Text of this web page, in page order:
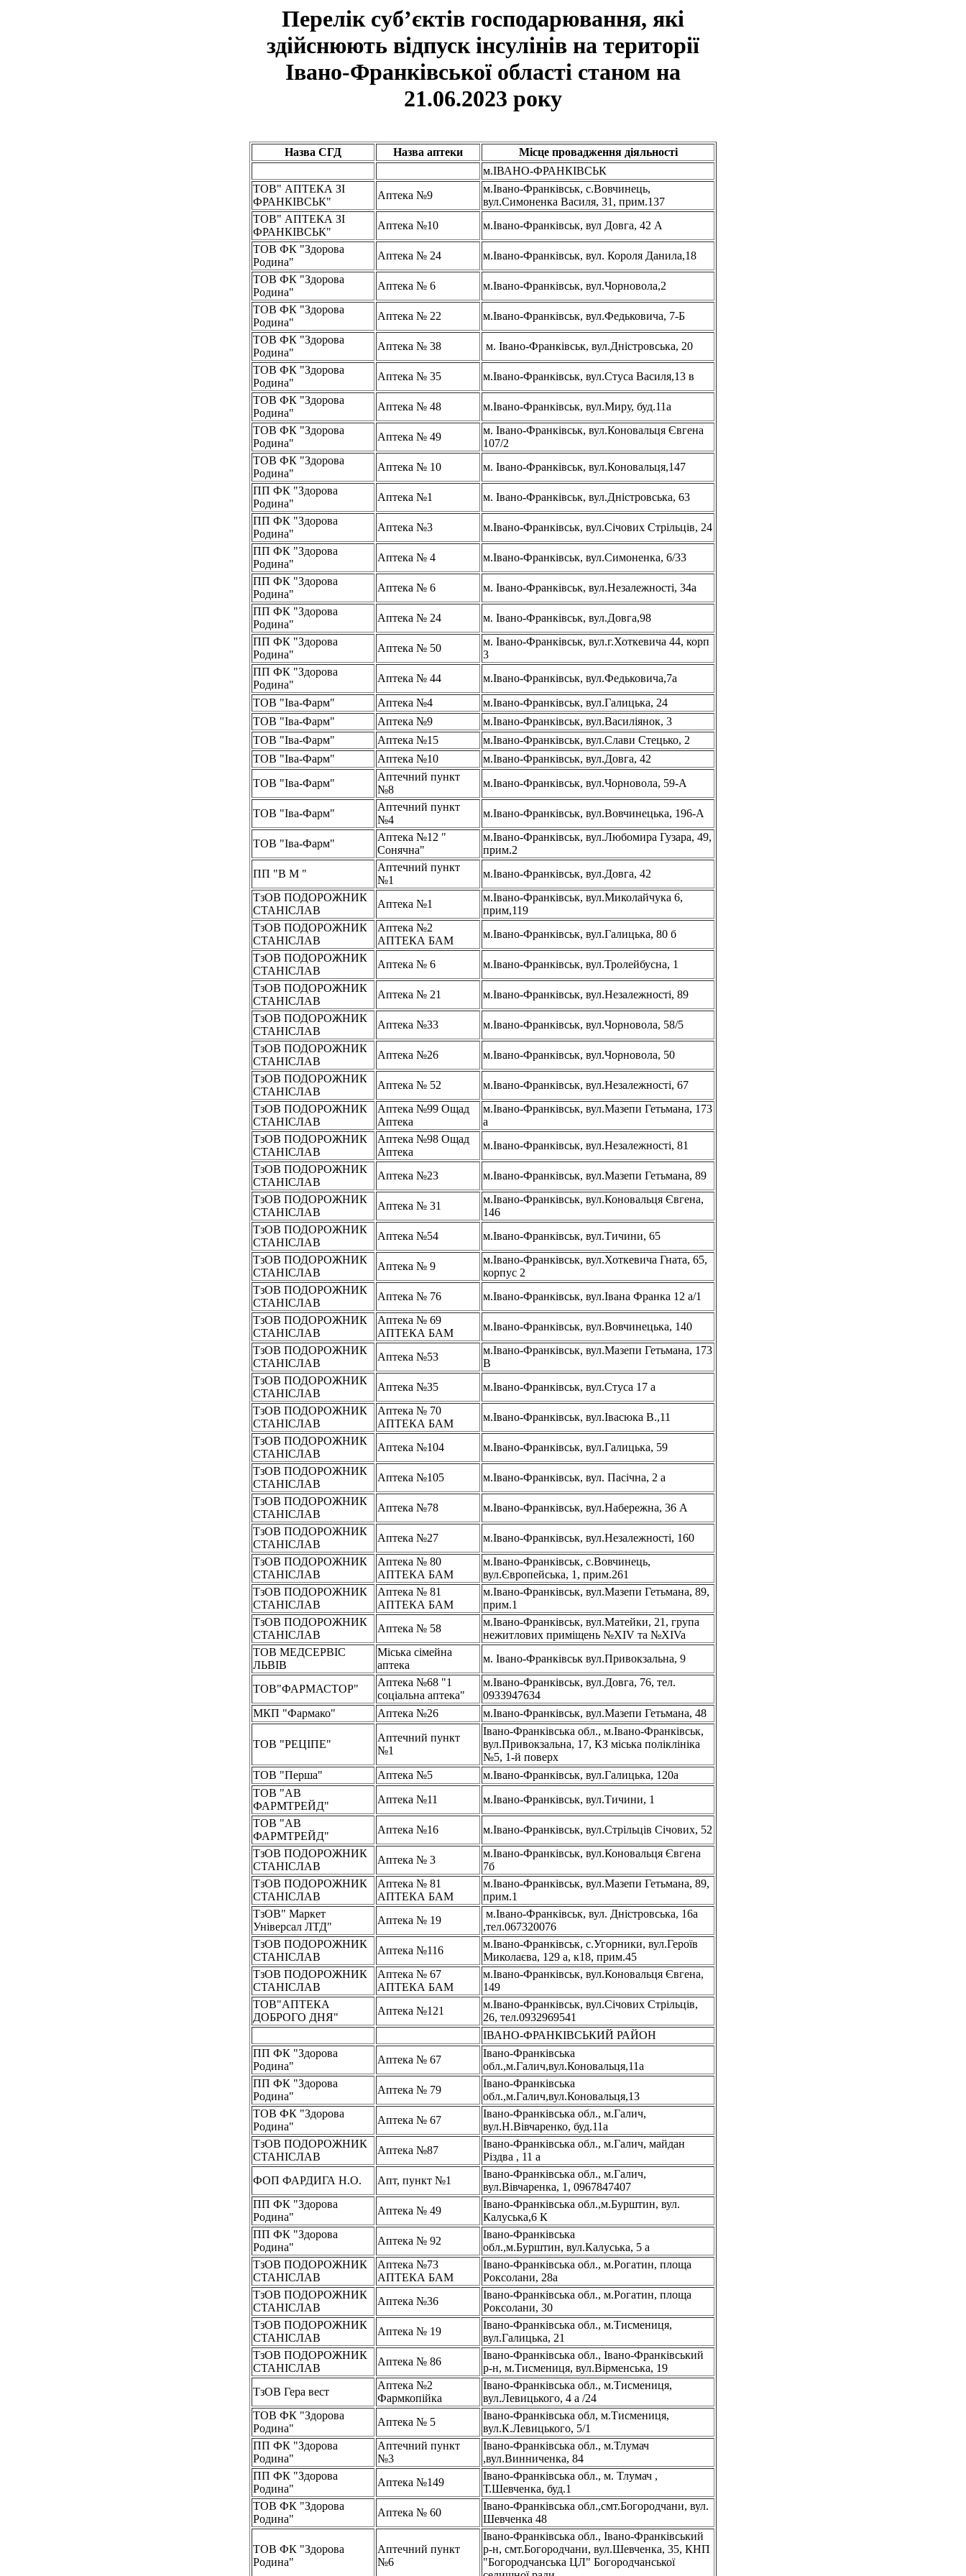
Перелік суб’єктів господарювання, які
здійснюють відпуск інсулінів на території
Івано-Франківської області станом на
21.06.2023 року
Назва СГД Назва аптеки
Місце провадження діяльності
м.ІВАНО-ФРАНКІВСЬК
ТОВ" АПТЕКА ЗІ
ФРАНКІВСЬК"
Аптека №9
м.Івано-Франківськ, с.Вовчинець,
вул.Симоненка Василя, 31, прим.137
ТОВ" АПТЕКА ЗІ
ФРАНКІВСЬК"
Аптека №10
м.Івано-Франківськ, вул Довга, 42 А
ТОВ ФК "Здорова
Родина"
Аптека № 24
м.Івано-Франківськ, вул. Короля Данила,18
ТОВ ФК "Здорова
Родина"
Аптека № 6
м.Івано-Франківськ, вул.Чорновола,2
ТОВ ФК "Здорова
Родина"
Аптека № 22
м.Івано-Франківськ, вул.Федьковича, 7-Б
ТОВ ФК "Здорова
Родина"
Аптека № 38
м. Івано-Франківськ, вул.Дністровська, 20
ТОВ ФК "Здорова
Родина"
Аптека № 35
м.Івано-Франківськ, вул.Стуса Василя,13 в
ТОВ ФК "Здорова
Родина"
Аптека № 48
м.Івано-Франківськ, вул.Миру, буд.11а
ТОВ ФК "Здорова
Родина"
Аптека № 49
м. Івано-Франківськ, вул.Коновальця Євгена
107/2
ТОВ ФК "Здорова
Родина"
Аптека № 10
м. Івано-Франківськ, вул.Коновальця,147
ПП ФК "Здорова
Родина"
Аптека №1
м. Івано-Франківськ, вул.Дністровська, 63
ПП ФК "Здорова
Родина"
Аптека №3
м.Івано-Франківськ, вул.Січових Стрільців, 24
ПП ФК "Здорова
Родина"
Аптека № 4
м.Івано-Франківськ, вул.Симоненка, 6/33
ПП ФК "Здорова
Родина"
Аптека № 6
м. Івано-Франківськ, вул.Незалежності, 34а
ПП ФК "Здорова
Родина"
Аптека № 24
м. Івано-Франківськ, вул.Довга,98
ПП ФК "Здорова
Родина"
Аптека № 50
м. Івано-Франківськ, вул.г.Хоткевича 44, корп
3
ПП ФК "Здорова
Родина"
Аптека № 44
м.Івано-Франківськ, вул.Федьковича,7а
ТОВ "Іва-Фарм"
Аптека №4
м.Івано-Франківськ, вул.Галицька, 24
ТОВ "Іва-Фарм"
Аптека №9
м.Івано-Франківськ, вул.Василіянок, 3
ТОВ "Іва-Фарм"
Аптека №15
м.Івано-Франківськ, вул.Слави Стецько, 2
ТОВ "Іва-Фарм"
Аптека №10
м.Івано-Франківськ, вул.Довга, 42
ТОВ "Іва-Фарм"
Аптечний пункт
№8
м.Івано-Франківськ, вул.Чорновола, 59-А
ТОВ "Іва-Фарм"
Аптечний пункт
№4
м.Івано-Франківськ, вул.Вовчинецька, 196-А
ТОВ "Іва-Фарм"
Аптека №12 "
Сонячна"
м.Івано-Франківськ, вул.Любомира Гузара, 49,
прим.2
ПП "В М "
Аптечний пункт
№1
м.Івано-Франківськ, вул.Довга, 42
ТзОВ ПОДОРОЖНИК
СТАНІСЛАВ
Аптека №1
м.Івано-Франківськ, вул.Миколайчука 6,
прим,119
ТзОВ ПОДОРОЖНИК
СТАНІСЛАВ
Аптека №2
АПТЕКА БАМ
м.Івано-Франківськ, вул.Галицька, 80 б
ТзОВ ПОДОРОЖНИК
СТАНІСЛАВ
Аптека № 6
м.Івано-Франківськ, вул.Тролейбусна, 1
ТзОВ ПОДОРОЖНИК
СТАНІСЛАВ
Аптека № 21
м.Івано-Франківськ, вул.Незалежності, 89
ТзОВ ПОДОРОЖНИК
СТАНІСЛАВ
Аптека №33
м.Івано-Франківськ, вул.Чорновола, 58/5
ТзОВ ПОДОРОЖНИК
СТАНІСЛАВ
Аптека №26
м.Івано-Франківськ, вул.Чорновола, 50
ТзОВ ПОДОРОЖНИК
СТАНІСЛАВ
Аптека № 52
м.Івано-Франківськ, вул.Незалежності, 67
ТзОВ ПОДОРОЖНИК
СТАНІСЛАВ
Аптека №99 Ощад
Аптека
м.Івано-Франківськ, вул.Мазепи Гетьмана, 173
а
ТзОВ ПОДОРОЖНИК
СТАНІСЛАВ
Аптека №98 Ощад
Аптека
м.Івано-Франківськ, вул.Незалежності, 81
ТзОВ ПОДОРОЖНИК
СТАНІСЛАВ
Аптека №23
м.Івано-Франківськ, вул.Мазепи Гетьмана, 89
ТзОВ ПОДОРОЖНИК
СТАНІСЛАВ
Аптека № 31
м.Івано-Франківськ, вул.Коновальця Євгена,
146
ТзОВ ПОДОРОЖНИК
СТАНІСЛАВ
Аптека №54
м.Івано-Франківськ, вул.Тичини, 65
ТзОВ ПОДОРОЖНИК
СТАНІСЛАВ
Аптека № 9
м.Івано-Франківськ, вул.Хоткевича Гната, 65,
корпус 2
ТзОВ ПОДОРОЖНИК
СТАНІСЛАВ
Аптека № 76
м.Івано-Франківськ, вул.Івана Франка 12 а/1
ТзОВ ПОДОРОЖНИК
СТАНІСЛАВ
Аптека № 69
АПТЕКА БАМ
м.Івано-Франківськ, вул.Вовчинецька, 140
ТзОВ ПОДОРОЖНИК
СТАНІСЛАВ
Аптека №53
м.Івано-Франківськ, вул.Мазепи Гетьмана, 173
В
ТзОВ ПОДОРОЖНИК
СТАНІСЛАВ
Аптека №35
м.Івано-Франківськ, вул.Стуса 17 а
ТзОВ ПОДОРОЖНИК
СТАНІСЛАВ
Аптека № 70
АПТЕКА БАМ
м.Івано-Франківськ, вул.Івасюка В.,11
ТзОВ ПОДОРОЖНИК
СТАНІСЛАВ
Аптека №104
м.Івано-Франківськ, вул.Галицька, 59
ТзОВ ПОДОРОЖНИК
СТАНІСЛАВ
Аптека №105
м.Івано-Франківськ, вул. Пасічна, 2 а
ТзОВ ПОДОРОЖНИК
СТАНІСЛАВ
Аптека №78
м.Івано-Франківськ, вул.Набережна, 36 А
ТзОВ ПОДОРОЖНИК
СТАНІСЛАВ
Аптека №27
м.Івано-Франківськ, вул.Незалежності, 160
ТзОВ ПОДОРОЖНИК
СТАНІСЛАВ
Аптека № 80
АПТЕКА БАМ
м.Івано-Франківськ, с.Вовчинець,
вул.Європейська, 1, прим.261
ТзОВ ПОДОРОЖНИК
СТАНІСЛАВ
Аптека № 81
АПТЕКА БАМ
м.Івано-Франківськ, вул.Мазепи Гетьмана, 89,
прим.1
ТзОВ ПОДОРОЖНИК
СТАНІСЛАВ
Аптека № 58
м.Івано-Франківськ, вул.Матейки, 21, група
нежитлових приміщень №XIV та №XIVa
ТОВ МЕДСЕРВІС
ЛЬВІВ
Міська сімейна
аптека
м. Івано-Франківськ вул.Привокзальна, 9
ТОВ"ФАРМАСТОР"
Аптека №68 "1
соціальна аптека"
м.Івано-Франківськ, вул.Довга, 76, тел.
0933947634
МКП "Фармако"
Аптека №26 м.Івано-Франківськ, вул.Мазепи Гетьмана, 48
ТОВ "РЕЦІПЕ"
Аптечний пункт
№1
Івано-Франківська обл., м.Івано-Франківськ,
вул.Привокзальна, 17, КЗ міська поліклініка
№5, 1-й поверх
ТОВ "Перша"
Аптека №5
м.Івано-Франківськ, вул.Галицька, 120а
ТОВ "АВ
ФАРМТРЕЙД"
Аптека №11
м.Івано-Франківськ, вул.Тичини, 1
ТОВ "АВ
ФАРМТРЕЙД"
Аптека №16
м.Івано-Франківськ, вул.Стрільців Січових, 52
ТзОВ ПОДОРОЖНИК
СТАНІСЛАВ
Аптека № 3
м.Івано-Франківськ, вул.Коновальця Євгена
7б
ТзОВ ПОДОРОЖНИК
СТАНІСЛАВ
Аптека № 81
АПТЕКА БАМ
м.Івано-Франківськ, вул.Мазепи Гетьмана, 89,
прим.1
ТзОВ" Маркет
Універсал ЛТД"
Аптека № 19
м.Івано-Франківськ, вул. Дністровська, 16а
,тел.067320076
ТзОВ ПОДОРОЖНИК
СТАНІСЛАВ
Аптека №116
м.Івано-Франківськ, с.Угорники, вул.Героїв
Миколаєва, 129 а, к18, прим.45
ТзОВ ПОДОРОЖНИК
СТАНІСЛАВ
Аптека № 67
АПТЕКА БАМ
м.Івано-Франківськ, вул.Коновальця Євгена,
149
ТОВ"АПТЕКА
ДОБРОГО ДНЯ"
Аптека №121
м.Івано-Франківськ, вул.Січових Стрільців,
26, тел.0932969541
ІВАНО-ФРАНКІВСЬКИЙ РАЙОН
ПП ФК "Здорова
Родина"
Аптека № 67
Івано-Франківська
обл.,м.Галич,вул.Коновальця,11а
ПП ФК "Здорова
Родина"
Аптека № 79
Івано-Франківська
обл.,м.Галич,вул.Коновальця,13
ТОВ ФК "Здорова
Родина"
Аптека № 67
Івано-Франківська обл., м.Галич,
вул.Н.Вівчаренко, буд.11а
ТзОВ ПОДОРОЖНИК
СТАНІСЛАВ
Аптека №87
Івано-Франківська обл., м.Галич, майдан
Різдва , 11 а
ФОП ФАРДИГА Н.О.
Апт, пункт №1
Івано-Франківська обл., м.Галич,
вул.Вівчаренка, 1, 0967847407
ПП ФК "Здорова
Родина"
Аптека № 49
Івано-Франківська обл.,м.Бурштин, вул.
Калуська,6 К
ПП ФК "Здорова
Родина"
Аптека № 92
Івано-Франківська
обл.,м.Бурштин, вул.Калуська, 5 а
ТзОВ ПОДОРОЖНИК
СТАНІСЛАВ
Аптека №73
АПТЕКА БАМ
Івано-Франківська обл., м.Рогатин, площа
Роксолани, 28а
ТзОВ ПОДОРОЖНИК
СТАНІСЛАВ
Аптека №36
Івано-Франківська обл., м.Рогатин, площа
Роксолани, 30
ТзОВ ПОДОРОЖНИК
СТАНІСЛАВ
Аптека № 19
Івано-Франківська обл., м.Тисмениця,
вул.Галицька, 21
ТзОВ ПОДОРОЖНИК
СТАНІСЛАВ
Аптека № 86
Івано-Франківська обл., Івано-Франківський
р-н, м.Тисмениця, вул.Вірменська, 19
ТзОВ Гера вест
Аптека №2
Фармкопійка
Івано-Франківська обл., м.Тисмениця,
вул.Левицького, 4 а /24
ТОВ ФК "Здорова
Родина"
Аптека № 5
Івано-Франківська обл, м.Тисмениця,
вул.К.Левицького, 5/1
ПП ФК "Здорова
Родина"
Аптечний пункт
№3
Івано-Франківська обл., м.Тлумач
,вул.Винниченка, 84
ПП ФК "Здорова
Родина"
Аптека №149
Івано-Франківська обл., м. Тлумач ,
Т.Шевченка, буд.1
ТОВ ФК "Здорова
Родина"
Аптека № 60
Івано-Франківська обл.,смт.Богородчани, вул.
Шевченка 48
ТОВ ФК "Здорова
Родина"
Аптечний пункт
№6
Івано-Франківська обл., Івано-Франківський
р-н, смт.Богородчани, вул.Шевченка, 35, КНП
"Богородчанська ЦЛ" Богородчанської